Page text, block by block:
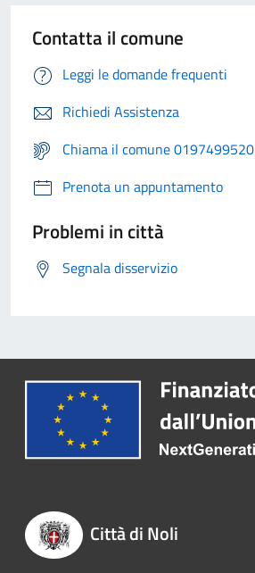
Contatta il comune
Leggi le domande frequenti
Richiedi Assistenza
Chiama il comune 0197499520
Prenota un appuntamento
Problemi in città
Segnala disservizio
Città di Noli